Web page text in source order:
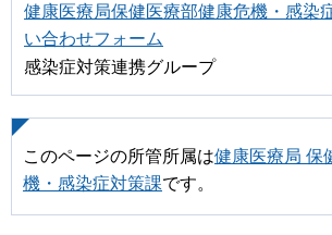
健康医療局保健医療部健康危機・感染
い合わせフォーム
感染症対策連携グループ
このページの所管所属は健康医療局 保
機・感染症対策課です。